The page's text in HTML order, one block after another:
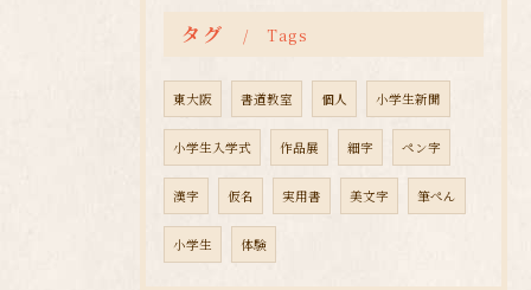
タグ Tags
東大阪 書道教室 個人 小学生新聞
小学生入学式 作品展 細字 ペン字
漢字 仮名 実用書 美文字 筆ぺん
小学生 体験